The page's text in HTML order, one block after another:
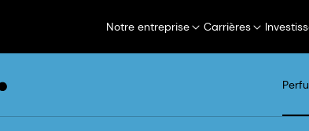
Notre entreprise Carrières